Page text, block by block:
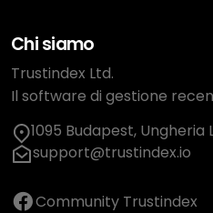
Chi siamo
Trustindex Ltd.
Il software di gestione
1095 Budapest,
support@trustindex.io
Community Trustindex